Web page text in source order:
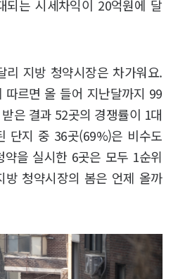
되는 시세차익이 20억원에 달
리 지방 청약시장은 차가워요.
따르면 올 들어 지난달까지 99
은 결과 52곳의 경쟁률이 1대
단지 중 36곳(69%)은 비수도
을 실시한 6곳은 모두 1순위
방 청약시장의 봄은 언제 올까